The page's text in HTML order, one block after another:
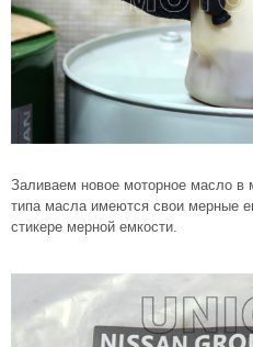
Заливаем новое моторное масло в
типа масла имеются свои мерные
стикере мерной емкости.